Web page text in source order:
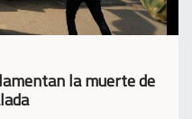
la muerte de